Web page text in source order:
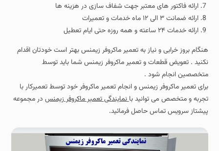
ارائه فاکتور های معتبر جهت شفاف سازی در هزینه ها
ارائه ضمانت ۳ الی ۱۲ ماه خدمات و تعمیرات
ارائه خدمات ۲۴ ساعته و همه روزه حتی ایام تعطیل
هنگام بروز خرابی و نیاز به تعمیر ماکروفر زیمنس بهتر است خودتان اقدام
نکنید . تعویض قطعات و تعمیر ماکروفر زیمنس شما باید توسط
متخصصین انجام شود .
برای تعمیر ماکروفر زیمنس و انجام تعمیر ماکروفر خود توسط تعمیرکار با
تجربه و متخصص می توانید بانمایندگی تعمیر ماکروفر زیمنس در مجموعه
پیشتاز سرویس تماس حاصل فرمائید.